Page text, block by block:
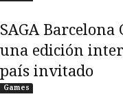
SAGA Barcelona
una edición
país invitado
Games